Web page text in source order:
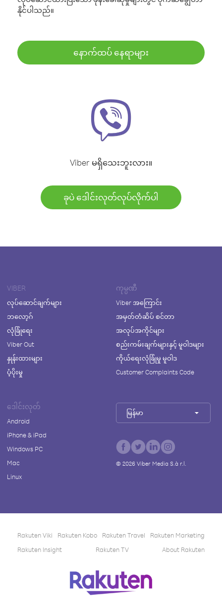
နိုင်ပါသည်။
နောက်ထပ် နေရာများ
Viber မရှိသေးဘူးလား။
ခုပဲ ဒေါင်းလုတ်လုပ်လိုက်ပါ
VIBER
လုပ်ဆောင်ချက်များ
ဘလော့ဂ်
လုံခြုံရေး
Viber Out
နှုန်းထားများ
ပံ့ပိုးမှု
ကုမ္ပဏီ
Viber အကြောင်း
အမှတ်တံဆိပ် စင်တာ
အလုပ်အကိုင်များ
စည်းကမ်းချက်များနှင့် မူဝါဒများ
ကိုယ်ရေးလုံခြုံမှု မူဝါဒ
Customer Complaints Code
ဒေါင်းလုတ်
Android
iPhone & iPad
Windows PC
Mac
Linux
မြန်မာ
© 2026Viber Media S.à r.l.
Rakuten Viki Rakuten Kobo Rakuten Travel
Rakuten Marketing
Rakuten Insight
Rakuten TV About Rakuten